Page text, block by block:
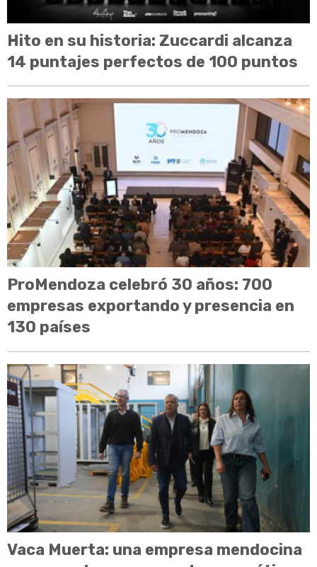
Hito en su historia: Zuccardi alcanza
14 puntajes perfectos de 100 puntos
ProMendoza celebró 30 años: 700
empresas exportando y presencia en
130 países
Vaca Muerta: una empresa mendocina